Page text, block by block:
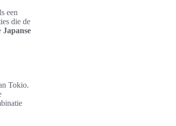
een
die de
Japanse
Tokio.